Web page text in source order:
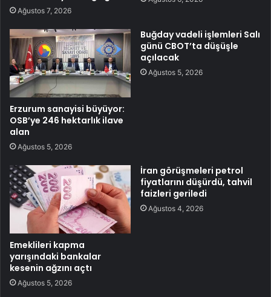
Ağustos 7, 2026
Erzurum sanayisi büyüyor:
OSB’ye 246 hektarlık ilave
alan
Ağustos 5, 2026
Buğday vadeli işlemleri Salı
günü CBOT’ta düşüşle
açılacak
Ağustos 5, 2026
Emeklileri kapma
yarışındaki bankalar
kesenin ağzını açtı
Ağustos 5, 2026
İran görüşmeleri petrol
fiyatlarını düşürdü, tahvil
faizleri geriledi
Ağustos 4, 2026